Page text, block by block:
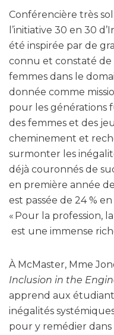
Conférencière très
l’initiative 30 en 30
été inspirée par de
connu et constaté
femmes dans le
donnée comme
pour les générations
des femmes et des
cheminement et
surmonter les
déjà couronnés de
en première année
est passée de 24 %
« Pour la profession,
est une immense
À McMaster, Mme
Inclusion in the
apprend aux
inégalités
pour y remédier dans